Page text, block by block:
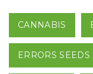
CANNABIS
ERRORS SEEDS